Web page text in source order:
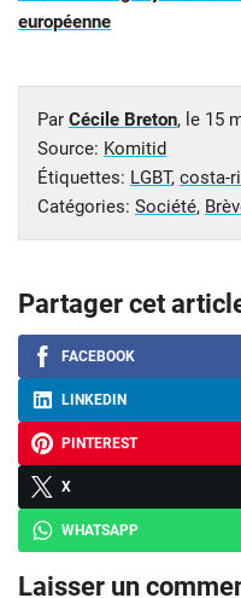
européenne
Par Cécile Breton, le 15
Source: Komitid
Étiquettes: LGBT, costa-
Catégories: Société,
Partager cet
FACEBOOK
LINKEDIN
PINTEREST
X
WHATSAPP
Laisser un